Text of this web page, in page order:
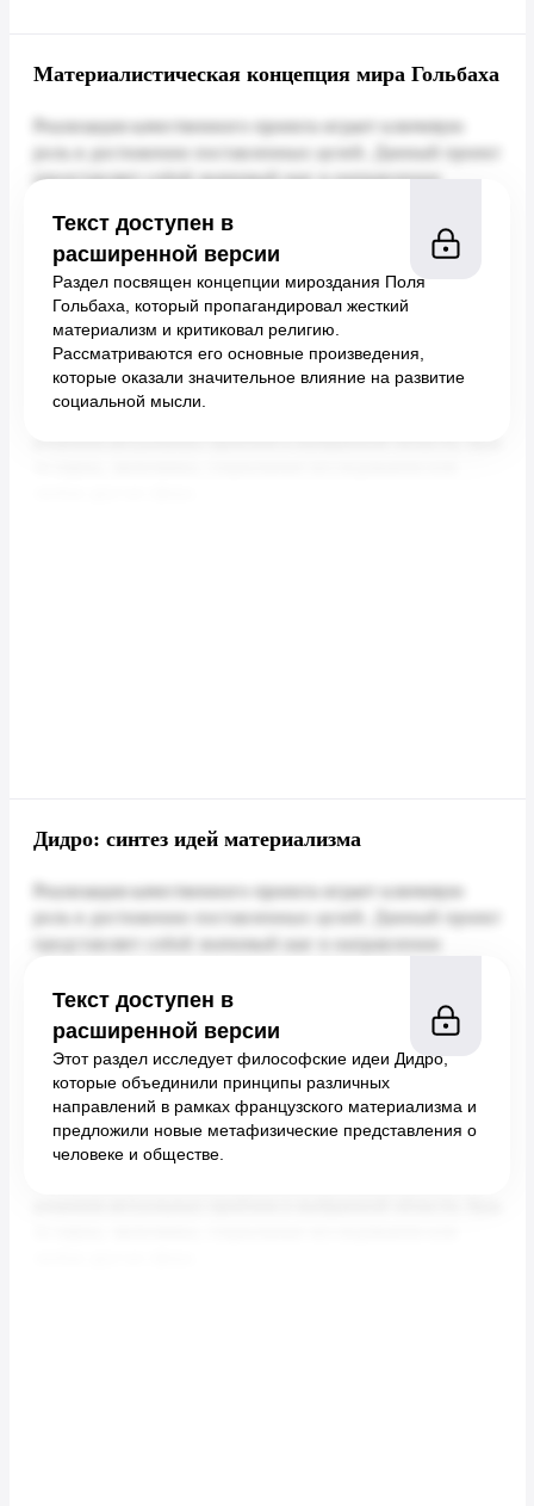
Материалистическая концепция мира Гольбаха
Текст доступен в
расширенной версии
Раздел посвящен концепции мироздания Поля
Гольбаха, который пропагандировал жесткий
материализм и критиковал религию.
Рассматриваются его основные произведения,
которые оказали значительное влияние на развитие
социальной мысли.
Дидро: синтез идей материализма
Текст доступен в
расширенной версии
Этот раздел исследует философские идеи Дидро,
которые объединили принципы различных
направлений в рамках французского материализма и
предложили новые метафизические представления о
человеке и обществе.